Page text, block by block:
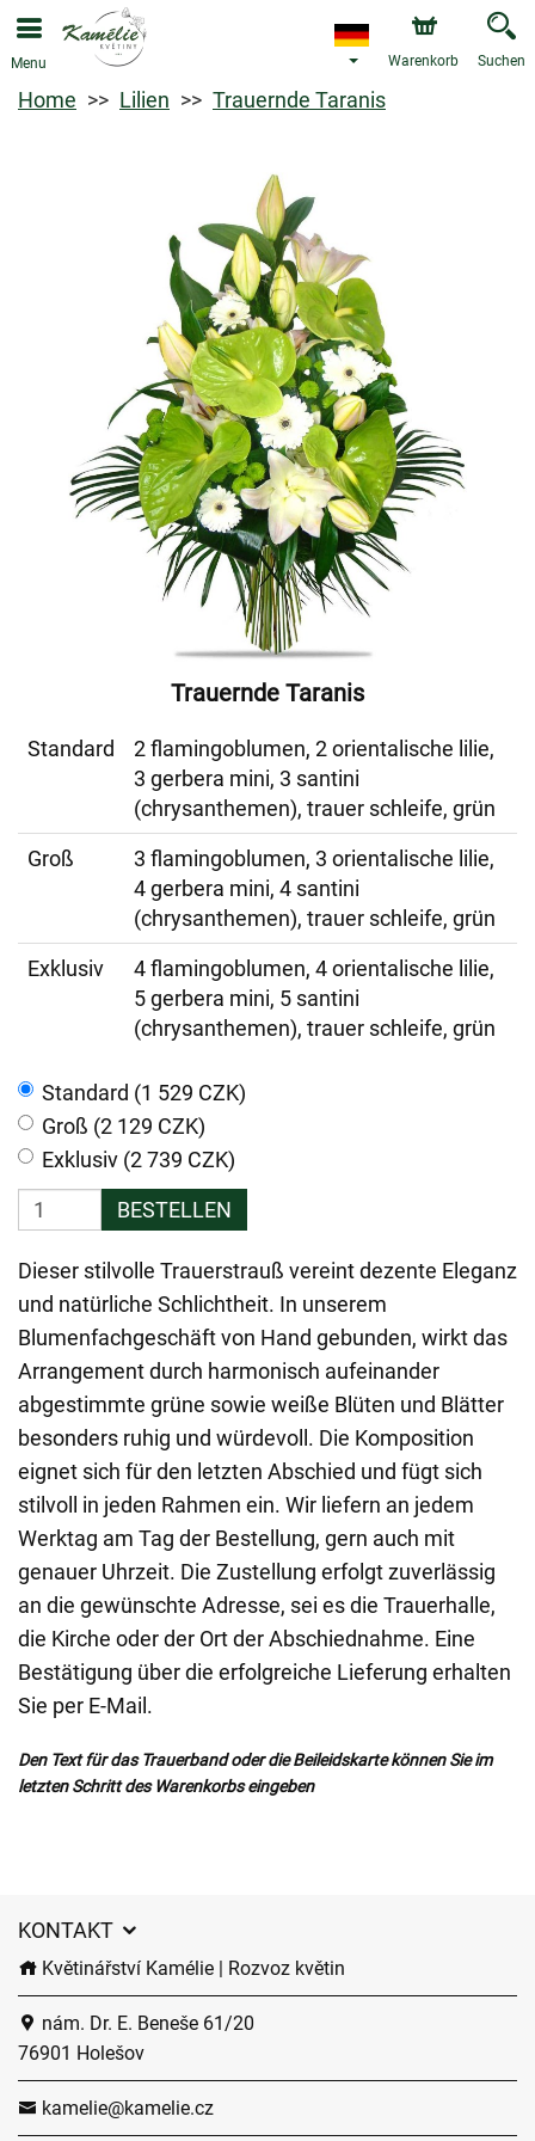
Menu Warenkorb Suchen
Home Lilien Trauernde Taranis
Trauernde Taranis
Standard
2 flamingoblumen, 2 orientalische lilie,
3 gerbera mini, 3 santini
(chrysanthemen), trauer schleife, grün
Groß
3 flamingoblumen, 3 orientalische lilie,
4 gerbera mini, 4 santini
(chrysanthemen), trauer schleife, grün
Exklusiv
4 flamingoblumen, 4 orientalische lilie,
5 gerbera mini, 5 santini
(chrysanthemen), trauer schleife, grün
Standard (1 529 CZK)
Groß (2 129 CZK)
Exklusiv (2 739 CZK)
BESTELLEN
Dieser stilvolle Trauerstrauß vereint dezente Eleganz
und natürliche Schlichtheit. In unserem
Blumenfachgeschäft von Hand gebunden, wirkt das
Arrangement durch harmonisch aufeinander
abgestimmte grüne sowie weiße Blüten und Blätter
besonders ruhig und würdevoll. Die Komposition
eignet sich für den letzten Abschied und fügt sich
stilvoll in jeden Rahmen ein. Wir liefern an jedem
Werktag am Tag der Bestellung, gern auch mit
genauer Uhrzeit. Die Zustellung erfolgt zuverlässig
an die gewünschte Adresse, sei es die Trauerhalle,
die Kirche oder der Ort der Abschiednahme. Eine
Bestätigung über die erfolgreiche Lieferung erhalten
Sie per E-Mail.
Den Text für das Trauerband oder die Beileidskarte können Sie im
letzten Schritt des Warenkorbs eingeben
KONTAKT
Květinářství Kamélie | Rozvoz květin
nám. Dr. E. Beneše 61/20
76901 Holešov
kamelie@kamelie.cz